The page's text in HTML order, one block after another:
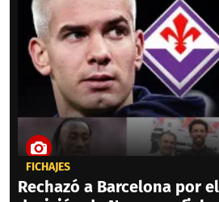
FICHAJES
Rechazó a Barcelona por